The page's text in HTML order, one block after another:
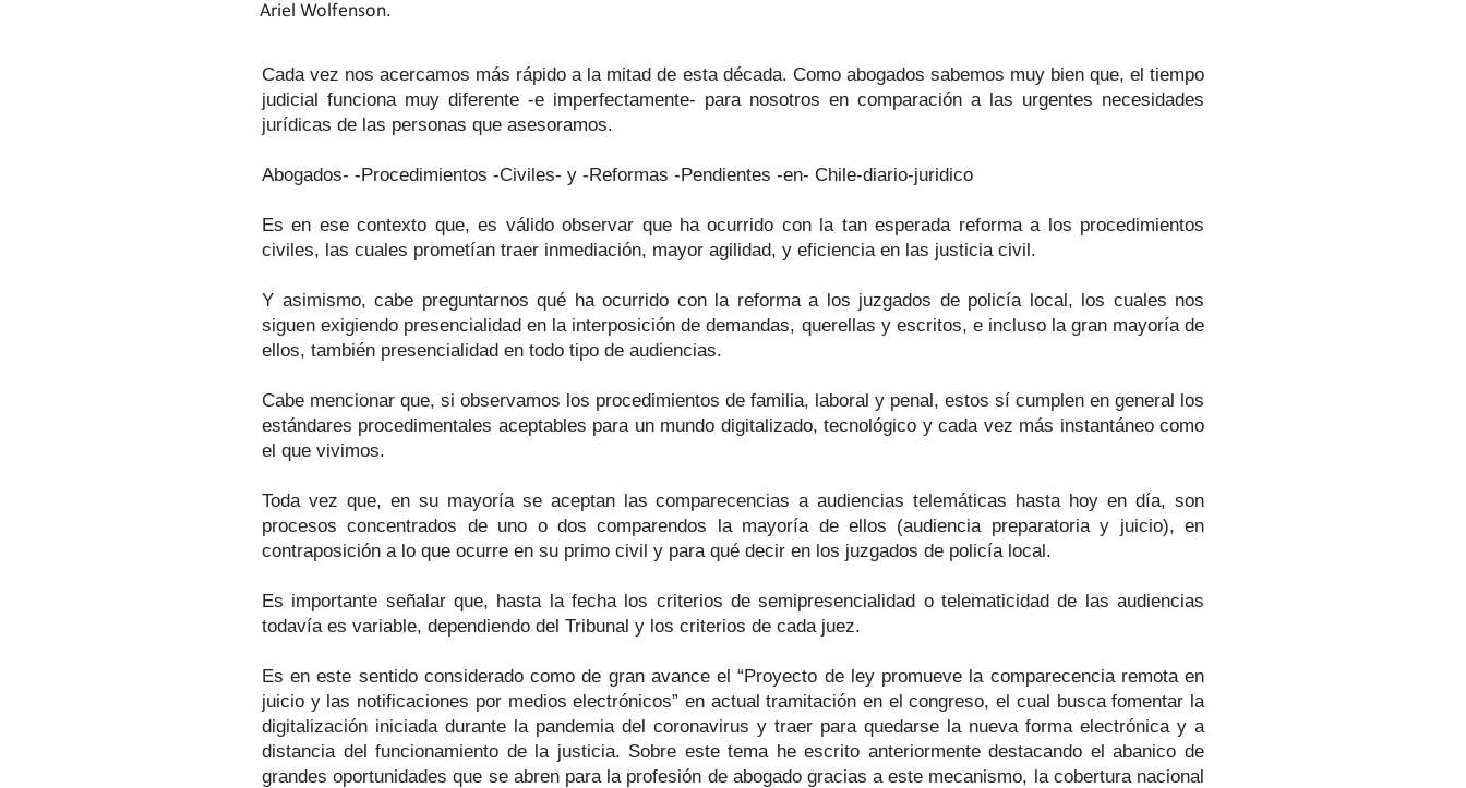
Ariel Wolfenson.
Cada vez nos acercamos más rápido a la mitad de esta década. Como abogados sabemos muy bien que, el tiempo
judicial funciona muy diferente -e imperfectamente- para nosotros en comparación a las urgentes necesidades
jurídicas de las personas que asesoramos.
Abogados- -Procedimientos -Civiles- y -Reformas -Pendientes -en- Chile-diario-juridico
Es en ese contexto que, es válido observar que ha ocurrido con la tan esperada reforma a los procedimientos
civiles, las cuales prometían traer inmediación, mayor agilidad, y eficiencia en las justicia civil.
Y asimismo, cabe preguntarnos qué ha ocurrido con la reforma a los juzgados de policía local, los cuales nos
siguen exigiendo presencialidad en la interposición de demandas, querellas y escritos, e incluso la gran mayoría de
ellos, también presencialidad en todo tipo de audiencias.
Cabe mencionar que, si observamos los procedimientos de familia, laboral y penal, estos sí cumplen en general los
estándares procedimentales aceptables para un mundo digitalizado, tecnológico y cada vez más instantáneo como
el que vivimos.
Toda vez que, en su mayoría se aceptan las comparecencias a audiencias telemáticas hasta hoy en día, son
procesos concentrados de uno o dos comparendos la mayoría de ellos (audiencia preparatoria y juicio), en
contraposición a lo que ocurre en su primo civil y para qué decir en los juzgados de policía local.
Es importante señalar que, hasta la fecha los criterios de semipresencialidad o telematicidad de las audiencias
todavía es variable, dependiendo del Tribunal y los criterios de cada juez.
Es en este sentido considerado como de gran avance el “Proyecto de ley promueve la comparecencia remota en
juicio y las notificaciones por medios electrónicos” en actual tramitación en el congreso, el cual busca fomentar la
digitalización iniciada durante la pandemia del coronavirus y traer para quedarse la nueva forma electrónica y a
distancia del funcionamiento de la justicia. Sobre este tema he escrito anteriormente destacando el abanico de
grandes oportunidades que se abren para la profesión de abogado gracias a este mecanismo, la cobertura nacional